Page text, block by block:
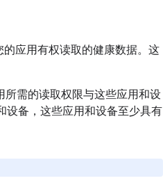
应用有权读取的健康数据。这
需的读取权限与这些应用和设
设备，这些应用和设备至少具有